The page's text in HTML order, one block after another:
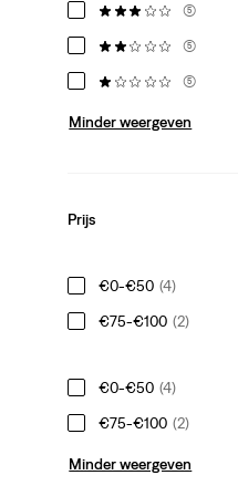
(5)
(5)
(5)
Minder weergeven
Prijs
€0-€50 (4)
€75-€100 (2)
€0-€50 (4)
€75-€100 (2)
Minder weergeven